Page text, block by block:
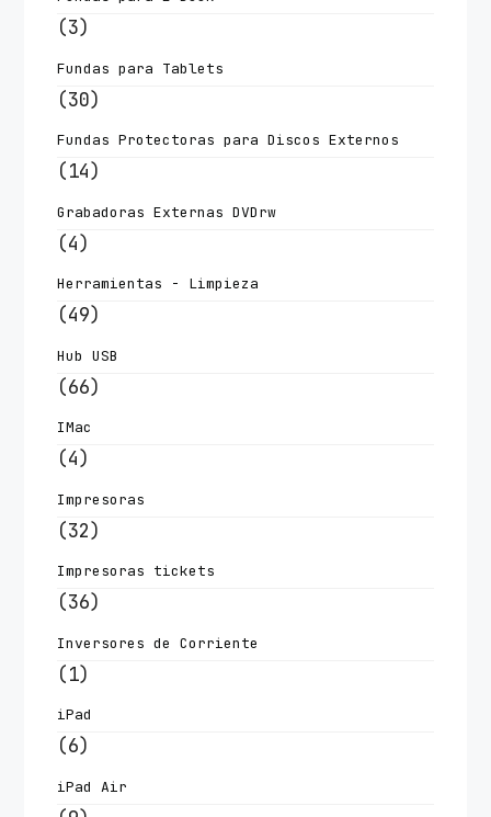
(3)
Fundas para Tablets
(30)
Fundas Protectoras para Discos Externos
(14)
Grabadoras Externas DVDrw
(4)
Herramientas - Limpieza
(49)
Hub USB
(66)
IMac
(4)
Impresoras
(32)
Impresoras tickets
(36)
Inversores de Corriente
(1)
iPad
(6)
iPad Air